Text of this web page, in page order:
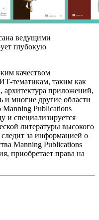
ведущими
глубокую
качеством
тематикам, таким как
архитектура приложений,
и многие другие области
Manning Publications
и специализируется
литературы высокого
за информацией о
Manning Publications
приобретает права на